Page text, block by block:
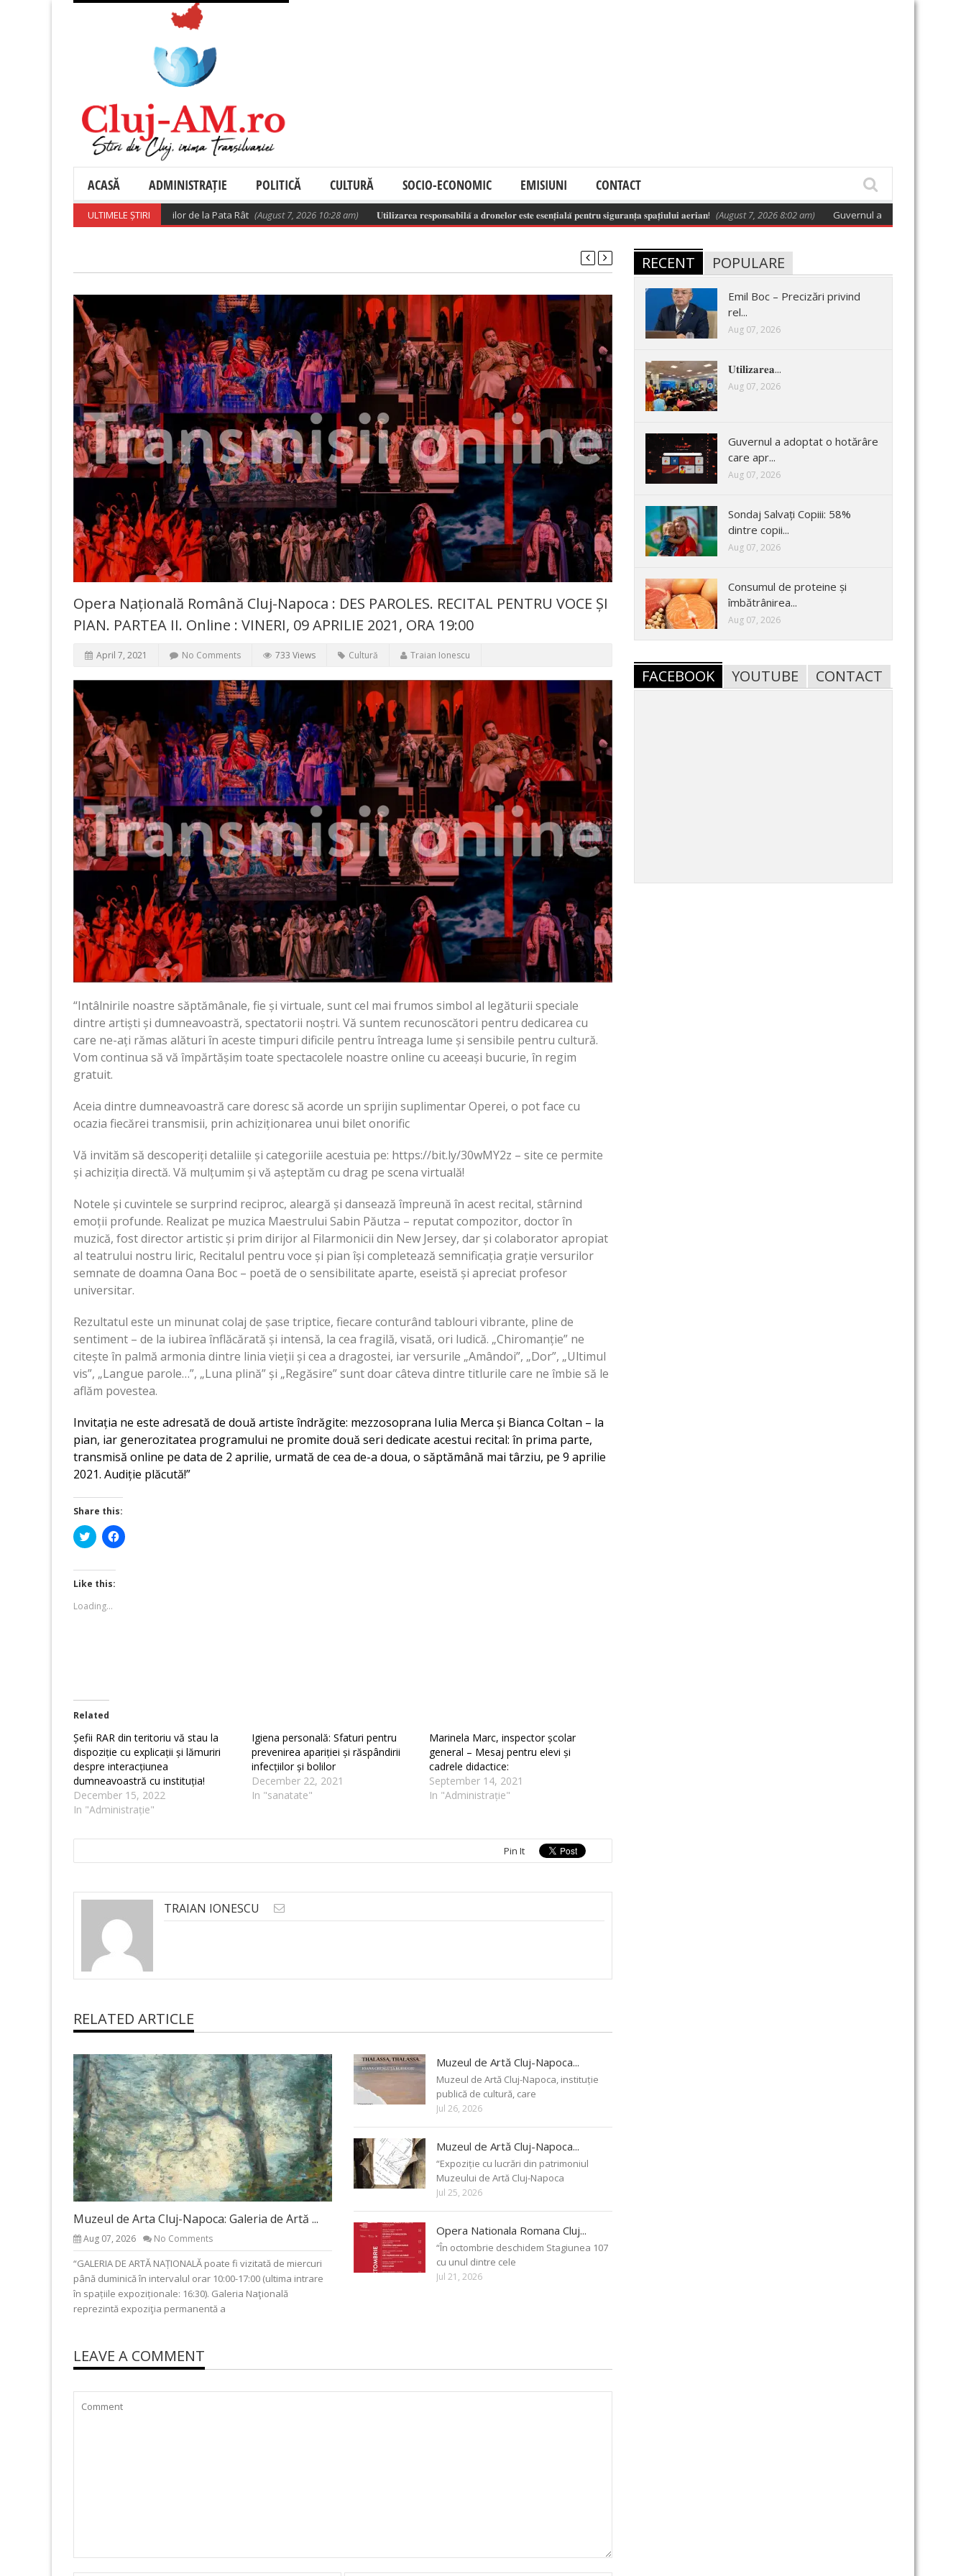
ACASĂ ADMINISTRAȚIE POLITICĂ CULTURĂ SOCIO-ECONOMIC EMISIUNI CONTACT
ULTIMELE ȘTIRI
privind relocarea rromilor de la Pata Rât (August 7, 2026 10:28 am) 𝐔𝐭𝐢𝐥𝐢𝐳𝐚𝐫𝐞𝐚 𝐫𝐞𝐬𝐩𝐨𝐧𝐬𝐚𝐛𝐢𝐥𝐚̆ 𝐚 𝐝𝐫𝐨𝐧𝐞𝐥𝐨𝐫 𝐞𝐬𝐭𝐞 𝐞𝐬𝐞𝐧𝐭̦𝐢𝐚𝐥𝐚̆ 𝐩𝐞𝐧𝐭𝐫𝐮 𝐬𝐢𝐠𝐮𝐫𝐚𝐧𝐭̦𝐚 𝐬𝐩𝐚𝐭̦𝐢𝐮𝐥𝐮𝐢 𝐚𝐞𝐫𝐢𝐚𝐧! (August 7, 2026 8:02 am) Guvernul a adoptat o hotărâre care
Opera Națională Română Cluj-Napoca : DES PAROLES. RECITAL PENTRU VOCE ȘI
PIAN. PARTEA II. Online : VINERI, 09 APRILIE 2021, ORA 19:00
April 7, 2021 No Comments 733 Views Cultură Traian Ionescu
“Intâlnirile noastre săptămânale, fie și virtuale, sunt cel mai frumos simbol al legăturii speciale
dintre artiști și dumneavoastră, spectatorii noștri. Vă suntem recunoscători pentru dedicarea cu
care ne-ați rămas alături în aceste timpuri dificile pentru întreaga lume și sensibile pentru cultură.
Vom continua să vă împărtășim toate spectacolele noastre online cu aceeași bucurie, în regim
gratuit.
Aceia dintre dumneavoastră care doresc să acorde un sprijin suplimentar Operei, o pot face cu
ocazia fiecărei transmisii, prin achiziționarea unui bilet onorific
Vă invităm să descoperiți detaliile și categoriile acestuia pe: https://bit.ly/30wMY2z – site ce permite
și achiziția directă. Vă mulțumim și vă așteptăm cu drag pe scena virtuală!
Notele și cuvintele se surprind reciproc, aleargă și dansează împreună în acest recital, stârnind
emoții profunde. Realizat pe muzica Maestrului Sabin Păutza – reputat compozitor, doctor în
muzică, fost director artistic și prim dirijor al Filarmonicii din New Jersey, dar și colaborator apropiat
al teatrului nostru liric, Recitalul pentru voce și pian își completează semnificația grație versurilor
semnate de doamna Oana Boc – poetă de o sensibilitate aparte, eseistă și apreciat profesor
universitar.
Rezultatul este un minunat colaj de șase triptice, fiecare conturând tablouri vibrante, pline de
sentiment – de la iubirea înflăcărată și intensă, la cea fragilă, visată, ori ludică. „Chiromanție” ne
citește în palmă armonia dintre linia vieții și cea a dragostei, iar versurile „Amândoi”, „Dor”, „Ultimul
vis”, „Langue parole…”, „Luna plină” și „Regăsire” sunt doar câteva dintre titlurile care ne îmbie să le
aflăm povestea.
Invitația ne este adresată de două artiste îndrăgite: mezzosoprana Iulia Merca și Bianca Coltan – la
pian, iar generozitatea programului ne promite două seri dedicate acestui recital: în prima parte,
transmisă online pe data de 2 aprilie, urmată de cea de-a doua, o săptămână mai târziu, pe 9 aprilie
2021. Audiție plăcută!”
Share this:
Click
to
Twitter
(Opens
in
new
window)
Click
to
Like this:
Loading...
Related
Șefii RAR din teritoriu vă stau la
dispoziție cu explicații și lămuriri
despre interacțiunea
dumneavoastră cu instituția!
December 15, 2022
In "Administrație"
Igiena personală: Sfaturi pentru
prevenirea apariției și răspândirii
infecțiilor și bolilor
December 22, 2021
In "sanatate"
Marinela Marc, inspector școlar
general – Mesaj pentru elevi și
cadrele didactice:
September 14, 2021
In "Administrație"
Pin It
TRAIAN IONESCU
RELATED ARTICLE
Muzeul de Arta Cluj-Napoca: Galeria de Artă ...
Aug 07, 2026 No Comments
“GALERIA DE ARTĂ NAȚIONALĂ poate fi vizitată de miercuri
până duminică în intervalul orar 10:00-17:00 (ultima intrare
în spațiile expoziționale: 16:30). Galeria Naţională
reprezintă expoziţia permanentă a
Muzeul de Artă Cluj-Napoca...
Muzeul de Artă Cluj-Napoca, instituție
publică de cultură, care
Jul 26, 2026
Muzeul de Artă Cluj-Napoca...
“Expoziție cu lucrări din patrimoniul
Muzeului de Artă Cluj-Napoca
Jul 25, 2026
Opera Nationala Romana Cluj...
“În octombrie deschidem Stagiunea 107
cu unul dintre cele
Jul 21, 2026
LEAVE A COMMENT
RECENT POPULARE
Emil Boc – Precizări privind
rel...
Aug 07, 2026
𝐔𝐭𝐢𝐥𝐢𝐳𝐚𝐫𝐞𝐚...
Aug 07, 2026
Guvernul a adoptat o hotărâre
care apr...
Aug 07, 2026
Sondaj Salvați Copiii: 58%
dintre copii...
Aug 07, 2026
Consumul de proteine și
îmbătrânirea...
Aug 07, 2026
FACEBOOK YOUTUBE CONTACT